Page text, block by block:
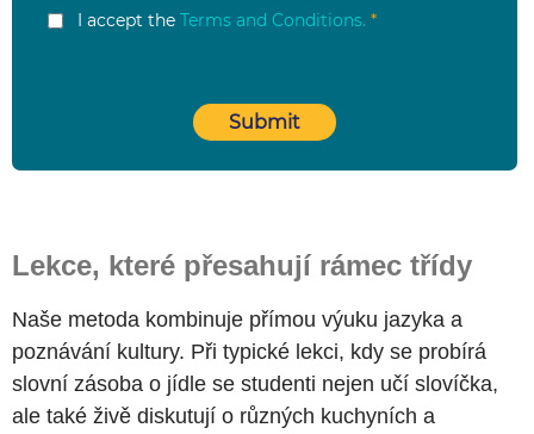
Lekce, které přesahují rámec třídy
Naše metoda kombinuje přímou výuku jazyka a
poznávání kultury. Při typické lekci, kdy se probírá
slovní zásoba o jídle se studenti nejen učí slovíčka,
ale také živě diskutují o různých kuchyních a